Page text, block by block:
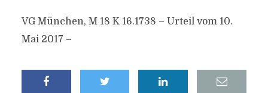
VG München, M 18 K 16.1738 – Urteil vom 10.
Mai 2017 –